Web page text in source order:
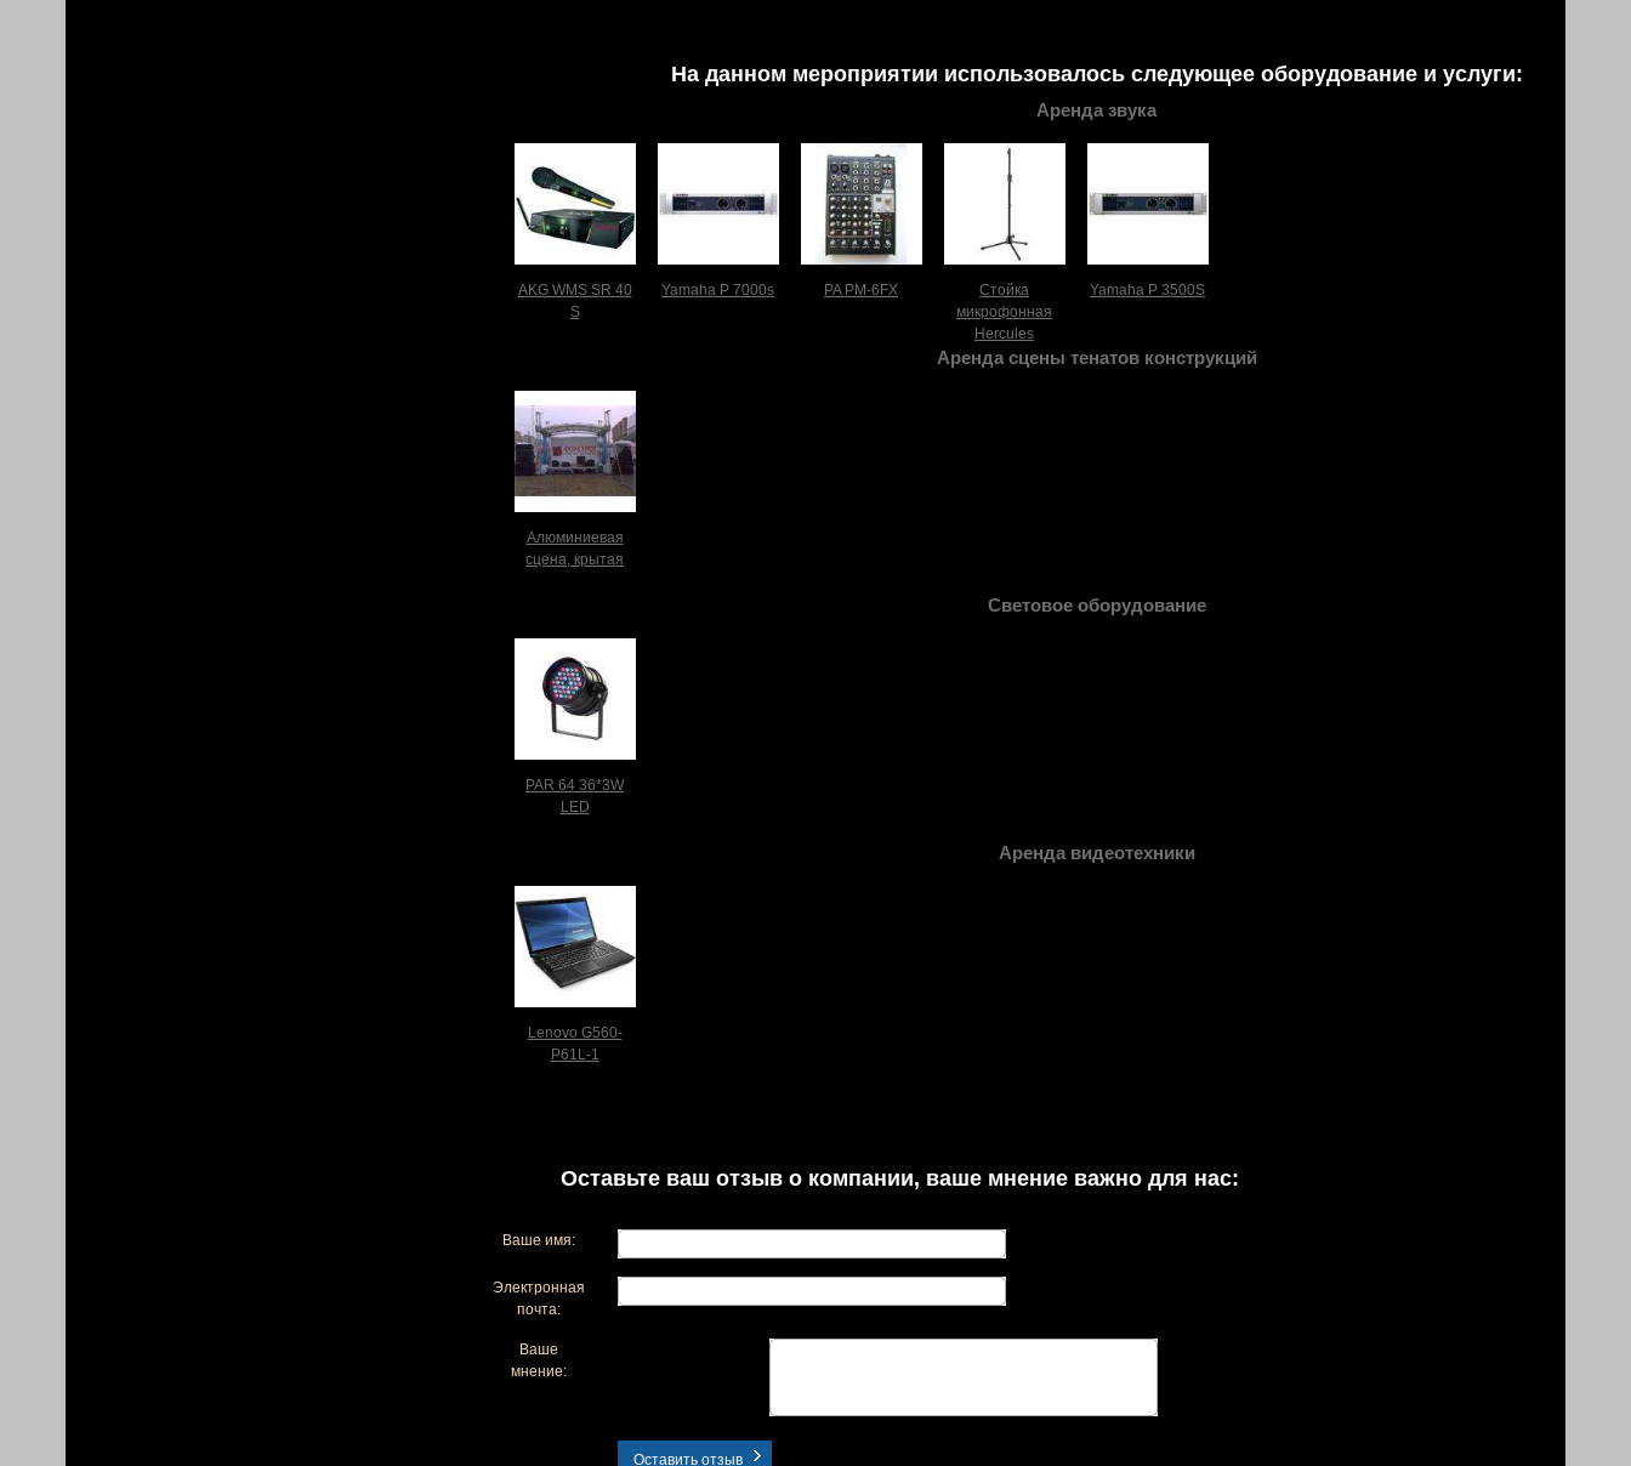
На данном мероприятии использовалось следующее оборудование и услуги:
Аренда звука
AKG WMS SR 40
S
Yamaha P 7000s PA PM-6FX
Стойка
микрофонная
Hercules
Yamaha P 3500S
Аренда сцены тенатов конструкций
Алюминиевая
сцена, крытая
Световое оборудование
PAR 64 36*3W
LED
Аренда видеотехники
Lenovo G560-
P61L-1
Оставьте ваш отзыв о компании, ваше мнение важно для нас:
Ваше имя:
Электронная
почта:
Ваше
мнение:
Оставить отзыв